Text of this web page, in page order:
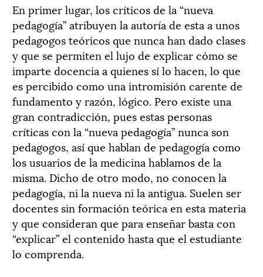
En primer lugar, los críticos de la “nueva
pedagogía” atribuyen la autoría de esta a unos
pedagogos teóricos que nunca han dado clases
y que se permiten el lujo de explicar cómo se
imparte docencia a quienes sí lo hacen, lo que
es percibido como una intromisión carente de
fundamento y razón, lógico. Pero existe una
gran contradicción, pues estas personas
críticas con la “nueva pedagogía” nunca son
pedagogos, así que hablan de pedagogía como
los usuarios de la medicina hablamos de la
misma. Dicho de otro modo, no conocen la
pedagogía, ni la nueva ni la antigua. Suelen ser
docentes sin formación teórica en esta materia
y que consideran que para enseñar basta con
“explicar” el contenido hasta que el estudiante
lo comprenda.